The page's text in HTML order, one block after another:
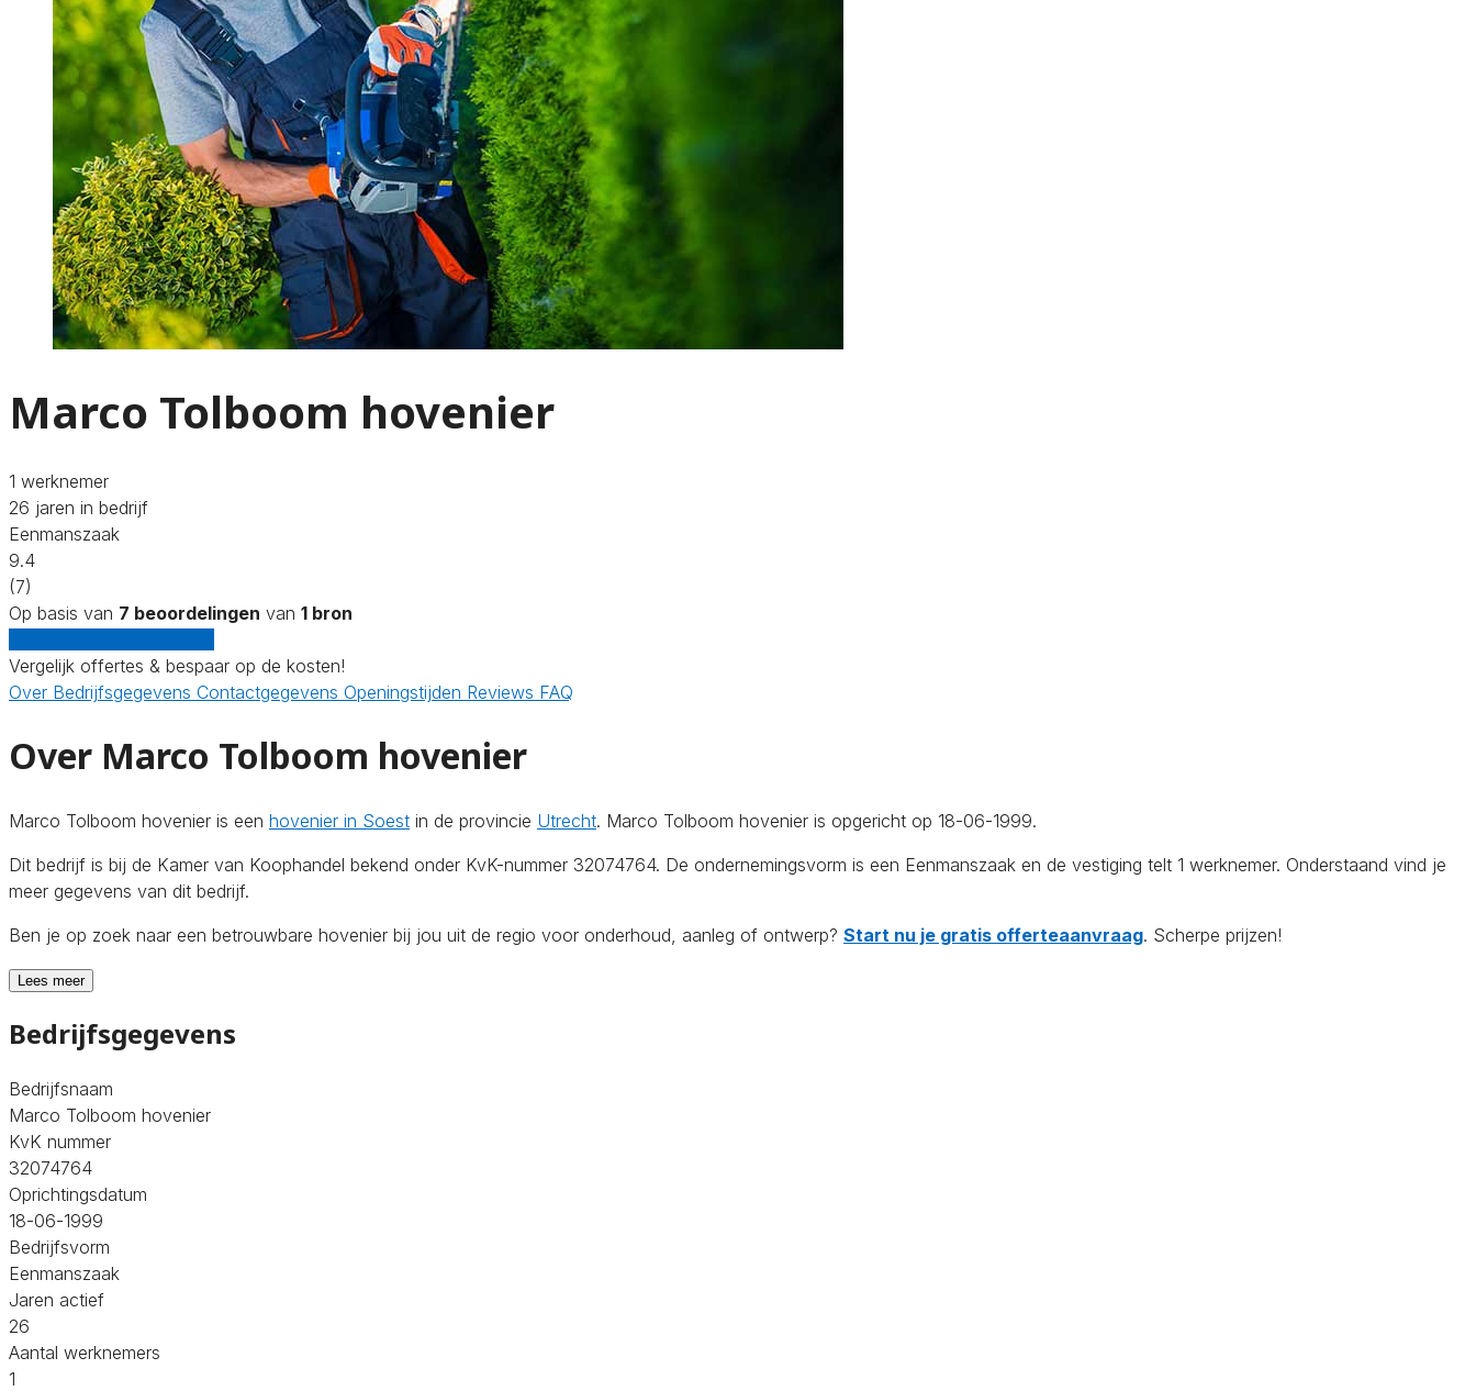
Marco Tolboom hovenier
1 werknemer
26 jaren in bedrijf
Eenmanszaak
9.4
(7)
Op basis van 7 beoordelingen van 1 bron
Vergelijk offertes & bespaar op de kosten!
Over Bedrijfsgegevens Contactgegevens Openingstijden Reviews FAQ
Over Marco Tolboom hovenier
Marco Tolboom hovenier is een hovenier in Soest in de provincie Utrecht. Marco Tolboom hovenier is opgericht op 18-06-1999.
Dit bedrijf is bij de Kamer van Koophandel bekend onder KvK-nummer 32074764. De ondernemingsvorm is een Eenmanszaak en de vestiging telt 1 werknemer. Onderstaand vind je
meer gegevens van dit bedrijf.
Ben je op zoek naar een betrouwbare hovenier bij jou uit de regio voor onderhoud, aanleg of ontwerp? Start nu je gratis offerteaanvraag. Scherpe prijzen!
Lees meer
Bedrijfsgegevens
Bedrijfsnaam
Marco Tolboom hovenier
KvK nummer
32074764
Oprichtingsdatum
18-06-1999
Bedrijfsvorm
Eenmanszaak
Jaren actief
26
Aantal werknemers
1